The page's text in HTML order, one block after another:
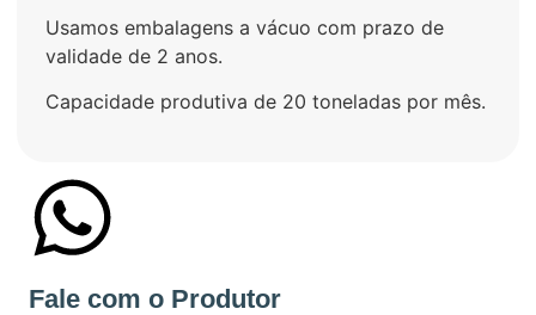
Usamos embalagens a vácuo com prazo de
validade de 2 anos.
Capacidade produtiva de 20 toneladas por mês.
Fale com o Produtor